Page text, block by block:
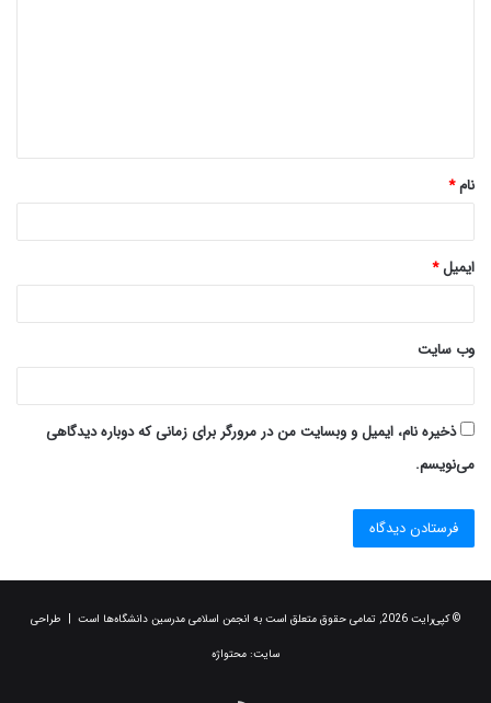
*
نام*
ایمیل*
وب‌ سایت
ذخیره نام، ایمیل و وبسایت من در مرورگر برای زمانی که دوباره دیدگاهی
می‌نویسم.
© کپی‌رایت 2026, تمامی حقوق متعلق است به انجمن اسلامی مدرسین دانشگاه‌ها است | طراحی
سایت: محتواژه